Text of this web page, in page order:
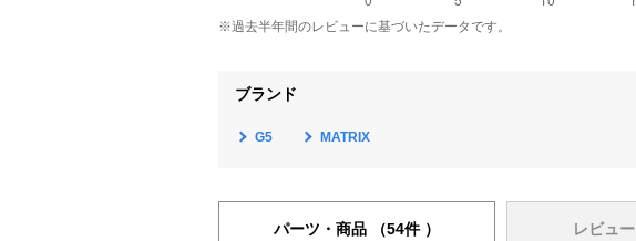
※過去半年間のレビューに基づいたデータです。
ブランド
G5 MATRIX
パーツ・商品 （54件 ） レビュー